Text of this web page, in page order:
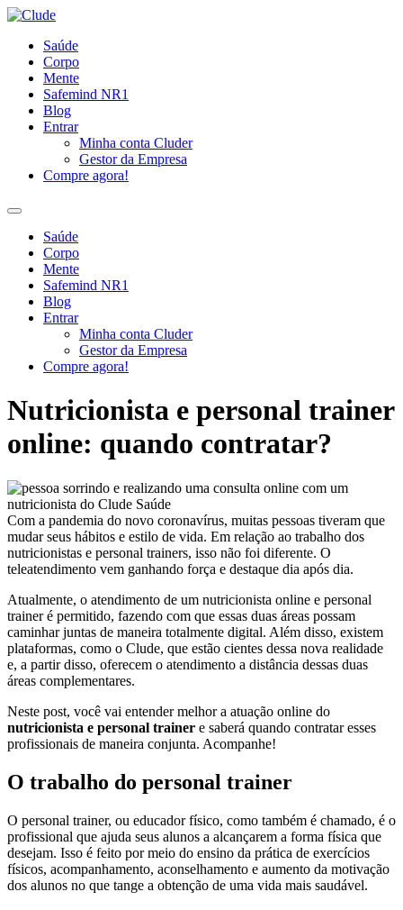
Ir
conteúdo
Saúde
Corpo
Mente
Safemind NR1
Blog
Entrar
Minha conta Cluder
Gestor da Empresa
Compre agora!
Saúde
Corpo
Mente
Safemind NR1
Blog
Entrar
Minha conta Cluder
Gestor da Empresa
Compre agora!
Nutricionista e personal trainer
online: quando contratar?
Com a pandemia do novo coronavírus, muitas pessoas tiveram que
mudar seus hábitos e estilo de vida. Em relação ao trabalho dos
nutricionistas e personal trainers, isso não foi diferente. O
teleatendimento vem ganhando força e destaque dia após dia.
Atualmente, o atendimento de um nutricionista online e personal
trainer é permitido, fazendo com que essas duas áreas possam
caminhar juntas de maneira totalmente digital. Além disso, existem
plataformas, como o Clude, que estão cientes dessa nova realidade
e, a partir disso, oferecem o atendimento a distância dessas duas
áreas complementares.
Neste post, você vai entender melhor a atuação online do
nutricionista e personal trainer e saberá quando contratar esses
profissionais de maneira conjunta. Acompanhe!
O trabalho do personal trainer
O personal trainer, ou educador físico, como também é chamado, é o
profissional que ajuda seus alunos a alcançarem a forma física que
desejam. Isso é feito por meio do ensino da prática de exercícios
físicos, acompanhamento, aconselhamento e aumento da motivação
dos alunos no que tange a obtenção de uma vida mais saudável.